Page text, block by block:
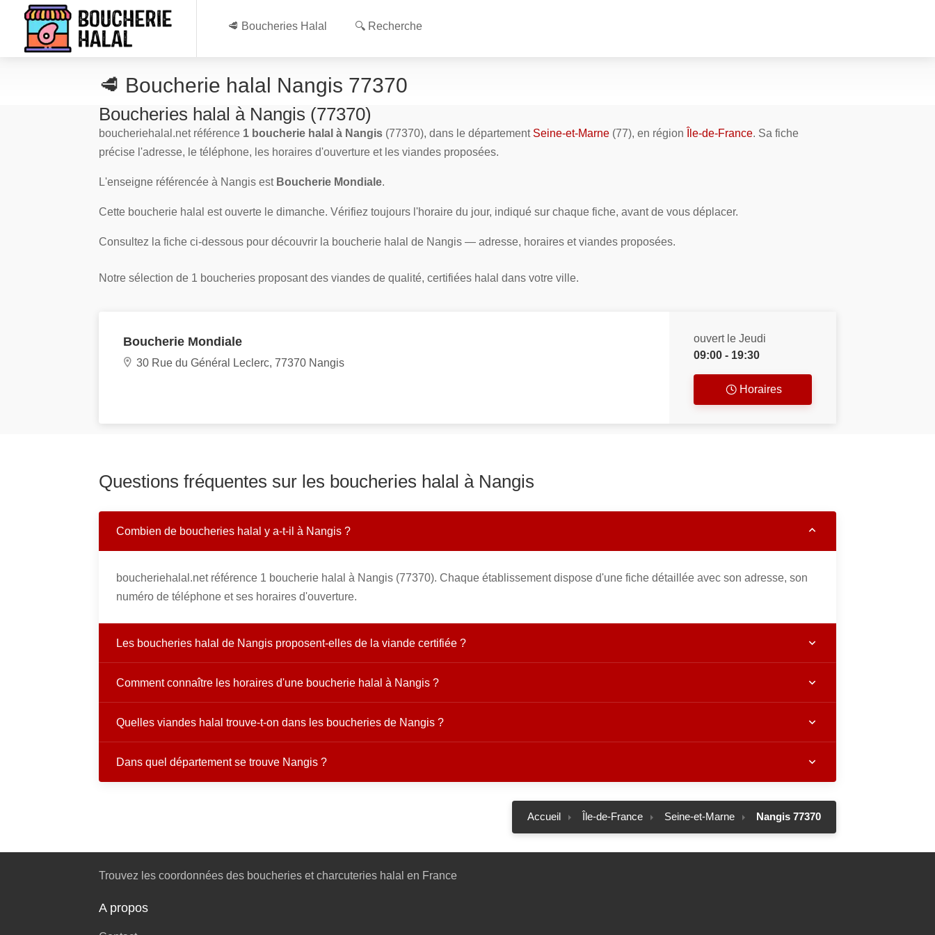
🥩 Boucheries Halal 🔍 Recherche
🥩 Boucherie halal Nangis 77370
Boucheries halal à Nangis (77370)
boucheriehalal.net référence 1 boucherie halal à Nangis (77370), dans le département Seine-et-Marne (77), en région Île-de-France. Sa fiche
précise l'adresse, le téléphone, les horaires d'ouverture et les viandes proposées.
L'enseigne référencée à Nangis est Boucherie Mondiale.
Cette boucherie halal est ouverte le dimanche. Vérifiez toujours l'horaire du jour, indiqué sur chaque fiche, avant de vous déplacer.
Consultez la fiche ci-dessous pour découvrir la boucherie halal de Nangis — adresse, horaires et viandes proposées.
Notre sélection de 1 boucheries proposant des viandes de qualité, certifiées halal dans votre ville.
Boucherie Mondiale
30 Rue du Général Leclerc, 77370 Nangis
ouvert le Jeudi
09:00 - 19:30
Horaires
Questions fréquentes sur les boucheries halal à Nangis
Combien de boucheries halal y a-t-il à Nangis ?
boucheriehalal.net référence 1 boucherie halal à Nangis (77370). Chaque établissement dispose d'une fiche détaillée avec son adresse, son
numéro de téléphone et ses horaires d'ouverture.
Les boucheries halal de Nangis proposent-elles de la viande certifiée ?
Comment connaître les horaires d'une boucherie halal à Nangis ?
Quelles viandes halal trouve-t-on dans les boucheries de Nangis ?
Dans quel département se trouve Nangis ?
Accueil Île-de-France Seine-et-Marne Nangis 77370
Trouvez les coordonnées des boucheries et charcuteries halal en France
A propos